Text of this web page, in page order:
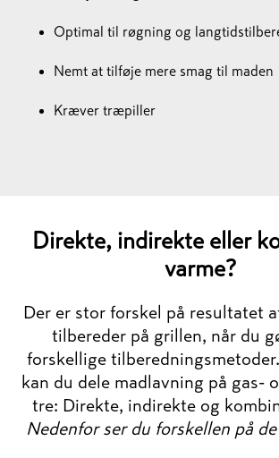
Optimal til røgning og
Nemt at tilføje mere smag til maden
​​​​​​​Kræver træpiller
Direkte, indirekte eller
varme?
Der er stor forskel på resultatet
tilbereder på grillen, når du
forskellige
kan du dele madlavning på gas-
tre: Direkte, indirekte og
Nedenfor ser du forskellen på